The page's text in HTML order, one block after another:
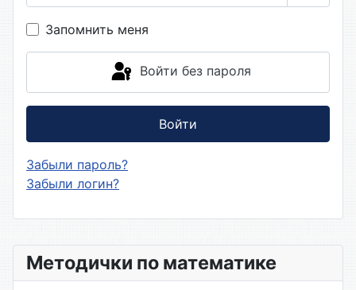
Методички по математике
Запомнить меня
Войти без пароля
Войти
Забыли пароль?
Забыли логин?